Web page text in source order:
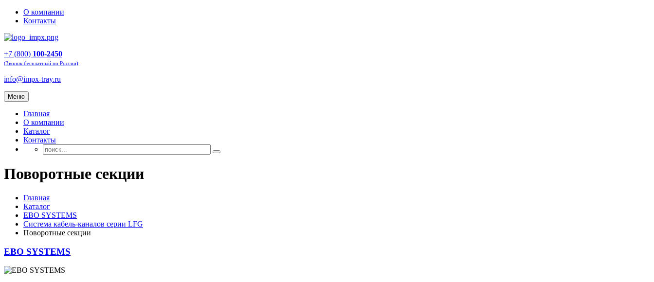
О компании
Контакты
+7 (800) 100-2450
(Звонок бесплатный по России)
info@impx-tray.ru
Меню
Главная
О компании
Каталог
Контакты
Поворотные секции
Главная
Каталог
EBO SYSTEMS
Система кабель-каналов серии LFG
Поворотные секции
EBO SYSTEMS